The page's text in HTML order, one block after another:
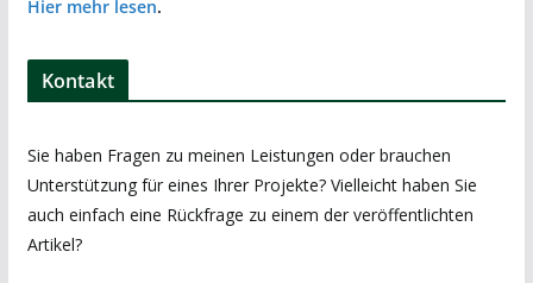
Hier mehr lesen.
Kontakt
Sie haben Fragen zu meinen Leistungen oder brauchen
Unterstützung für eines Ihrer Projekte? Vielleicht haben Sie
auch einfach eine Rückfrage zu einem der veröffentlichten
Artikel?